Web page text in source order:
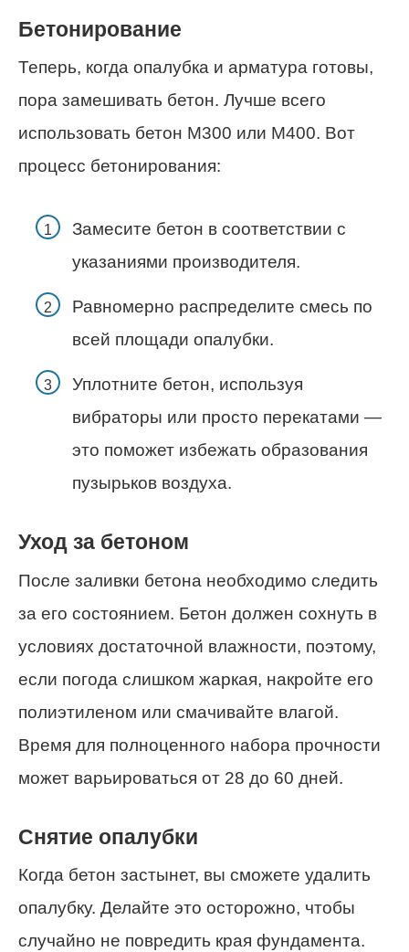
Бетонирование
Теперь, когда опалубка и арматура готовы,
пора замешивать бетон. Лучше всего
использовать бетон М300 или М400. Вот
процесс бетонирования:
Замесите бетон в соответствии с
указаниями производителя.
Равномерно распределите смесь по
всей площади опалубки.
Уплотните бетон, используя
вибраторы или просто перекатами —
это поможет избежать образования
пузырьков воздуха.
Уход за бетоном
После заливки бетона необходимо следить
за его состоянием. Бетон должен сохнуть в
условиях достаточной влажности, поэтому,
если погода слишком жаркая, накройте его
полиэтиленом или смачивайте влагой.
Время для полноценного набора прочности
может варьироваться от 28 до 60 дней.
Снятие опалубки
Когда бетон застынет, вы сможете удалить
опалубку. Делайте это осторожно, чтобы
случайно не повредить края фундамента.